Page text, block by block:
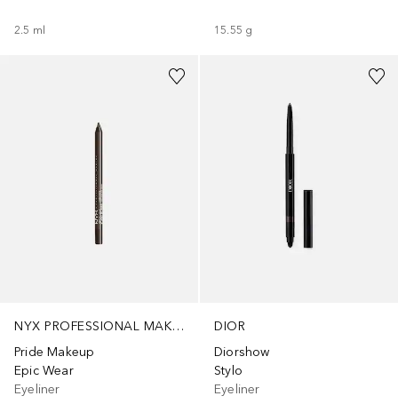
2.5 ml 15.55 g
NYX PROFESSIONAL MAKEUP
Pride Makeup
Epic Wear
Eyeliner
+
DIOR
Diorshow
Stylo
Eyeliner
+8